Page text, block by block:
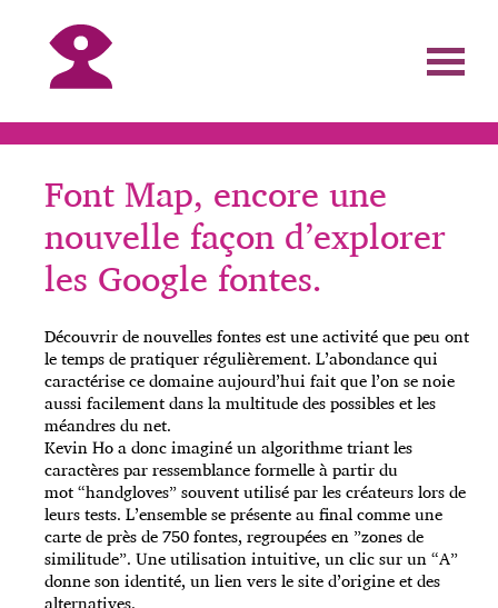
Font Map, encore une
nouvelle façon d’explorer
les Google fontes.
Découvrir de nouvelles fontes est une activité que peu ont
le temps de pratiquer régulièrement. L’abondance qui
caractérise ce domaine aujourd’hui fait que l’on se noie
aussi facilement dans la multitude des possibles et les
méandres du net.
Kevin Ho a donc imaginé un algorithme triant les
caractères par ressemblance formelle à partir du
mot “handgloves” souvent utilisé par les créateurs lors de
leurs tests. L’ensemble se présente au final comme une
carte de près de 750 fontes, regroupées en ”zones de
similitude”. Une utilisation intuitive, un clic sur un “A”
donne son identité, un lien vers le site d’origine et des